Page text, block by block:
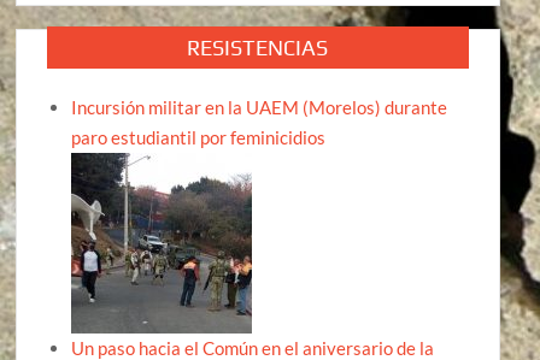
RESISTENCIAS
Incursión militar en la UAEM (Morelos) durante
paro estudiantil por feminicidios
Un paso hacia el Común en el aniversario de la